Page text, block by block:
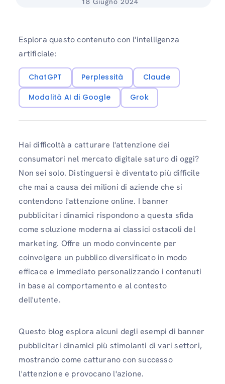
Esplora questo contenuto con l'intelligenza
artificiale:
ChatGPT Perplessità
Claude
Modalità AI di Google
Grok
Hai difficoltà a catturare l'attenzione dei
consumatori nel mercato digitale saturo di oggi?
Non sei solo. Distinguersi è diventato più difficile
che mai a causa dei milioni di aziende che si
contendono l'attenzione online. I banner
pubblicitari dinamici rispondono a questa sfida
come soluzione moderna ai classici ostacoli del
marketing. Offre un modo convincente per
coinvolgere un pubblico diversificato in modo
efficace e immediato personalizzando i contenuti
in base al comportamento e al contesto
dell'utente.
Questo blog esplora alcuni degli esempi di banner
pubblicitari dinamici più stimolanti di vari settori,
mostrando come catturano con successo
l'attenzione e provocano l'azione.